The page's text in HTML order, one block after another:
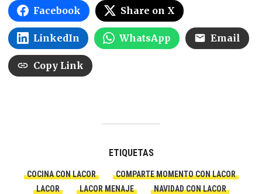
Facebook Share on X
LinkedIn WhatsApp Email
Copy Link
ETIQUETAS
COCINA CON LACOR
COMPARTE MOMENTO CON LACOR
LACOR
LACOR MENAJE
NAVIDAD CON LACOR